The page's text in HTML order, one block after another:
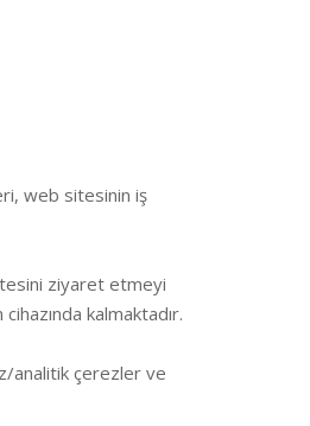
web sitesinin iş
ziyaret etmeyi
kalmaktadır.
analitik çerezler ve